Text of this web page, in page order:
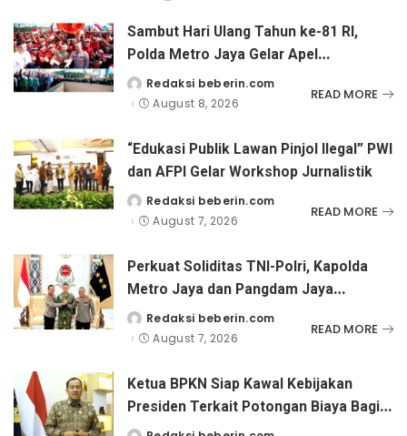
Sambut Hari Ulang Tahun ke-81 RI,
Polda Metro Jaya Gelar Apel
Kebangsaan
Posted
by
Redaksi beberin.com
August 8, 2026
READ MORE
“Edukasi Publik Lawan Pinjol Ilegal” PWI
dan AFPI Gelar Workshop Jurnalistik
Posted
by
Redaksi beberin.com
August 7, 2026
READ MORE
Perkuat Soliditas TNI-Polri, Kapolda
Metro Jaya dan Pangdam Jaya
Kunjungi Dankorps Brimob Polri
Posted
by
Redaksi beberin.com
August 7, 2026
READ MORE
Ketua BPKN Siap Kawal Kebijakan
Presiden Terkait Potongan Biaya Bagi
Penyandang Disabilitas